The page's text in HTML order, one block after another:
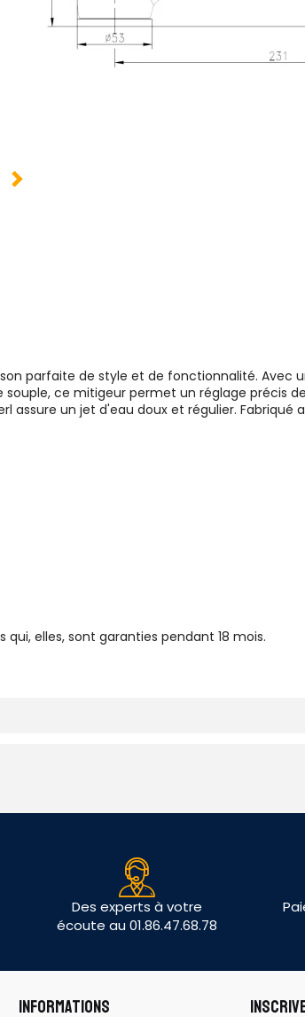
parfaite de style et de fonctionnalité. Avec
ce mitigeur permet un réglage précis
assure un jet d'eau doux et régulier.
elles, sont garanties pendant 18 mois.
Des experts à votre
écoute au 01.86.47.68.78
INFORMATIONS